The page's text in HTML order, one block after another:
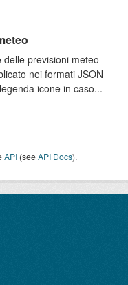
previsioni meteo
nei formati JSON
icone in caso...
API (seeAPI Docs).